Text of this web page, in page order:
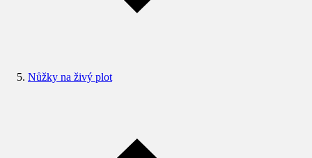
Nůžky na živý plot